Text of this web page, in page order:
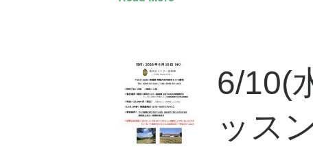
6/10(
ッス